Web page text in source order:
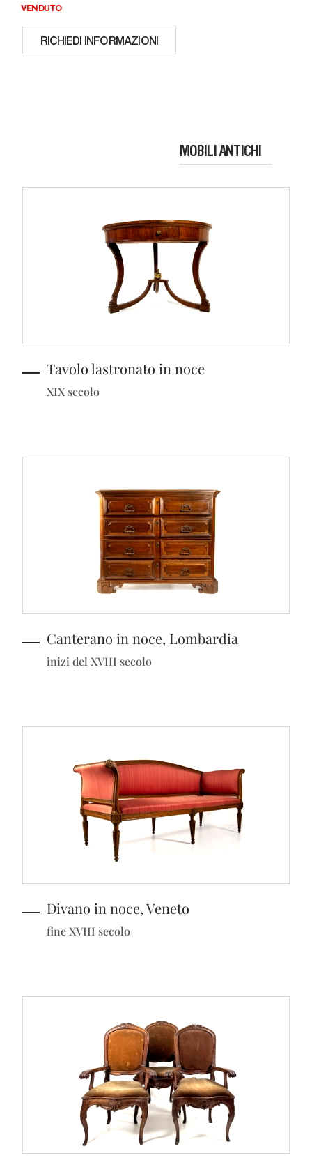
VENDUTO
RICHIEDI INFORMAZIONI
MOBILI ANTICHI
Tavolo lastronato in noce
XIX secolo
Canterano in noce, Lombardia
inizi del XVIII secolo
Divano in noce, Veneto
fine XVIII secolo